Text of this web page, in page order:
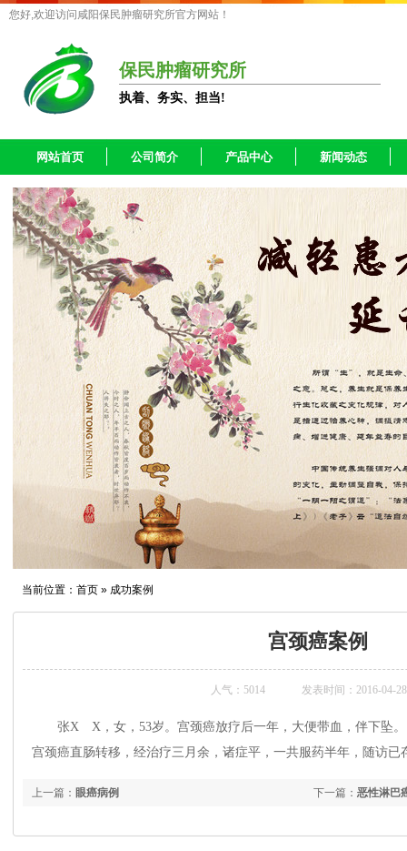
您好,欢迎访问咸阳保民肿瘤研究所官方网站！
保民肿瘤研究所
执着、务实、担当!
网站首页 公司简介 产品中心 新闻动态
当前位置： 首页 » 成功案例
宫颈癌案例
人气： 5014 发表时间：2016-04-28
张X X，女，53岁。宫颈癌放疗后一年，大便带血，伴下坠。
宫颈癌直肠转移，经治疗三月余，诸症平，一共服药半年，随访已
下一篇： 恶性淋巴
上一篇： 眼癌病例